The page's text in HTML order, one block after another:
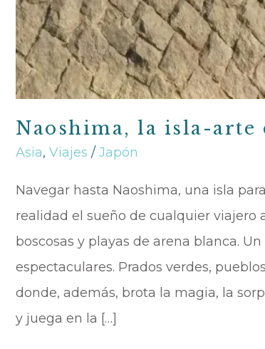
Naoshima, la isla-arte
Asia, Viajes / Japón
Navegar hasta Naoshima, una isla
realidad el sueño de cualquier viajero
boscosas y playas de arena blanca.
espectaculares. Prados verdes,
donde, además, brota la magia, la
y juega en la […]